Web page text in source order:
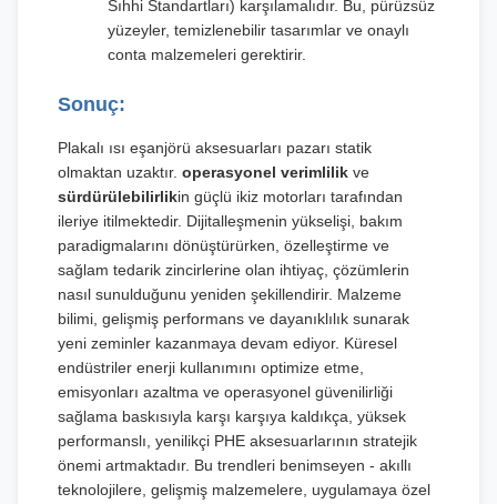
Sıhhi Standartları) karşılamalıdır. Bu, pürüzsüz
yüzeyler, temizlenebilir tasarımlar ve onaylı
conta malzemeleri gerektirir.
Sonuç:
Plakalı ısı eşanjörü aksesuarları pazarı statik
olmaktan uzaktır. operasyonel verimlilik ve
sürdürülebilirlikin güçlü ikiz motorları tarafından
ileriye itilmektedir. Dijitalleşmenin yükselişi, bakım
paradigmalarını dönüştürürken, özelleştirme ve
sağlam tedarik zincirlerine olan ihtiyaç, çözümlerin
nasıl sunulduğunu yeniden şekillendirir. Malzeme
bilimi, gelişmiş performans ve dayanıklılık sunarak
yeni zeminler kazanmaya devam ediyor. Küresel
endüstriler enerji kullanımını optimize etme,
emisyonları azaltma ve operasyonel güvenilirliği
sağlama baskısıyla karşı karşıya kaldıkça, yüksek
performanslı, yenilikçi PHE aksesuarlarının stratejik
önemi artmaktadır. Bu trendleri benimseyen - akıllı
teknolojilere, gelişmiş malzemelere, uygulamaya özel